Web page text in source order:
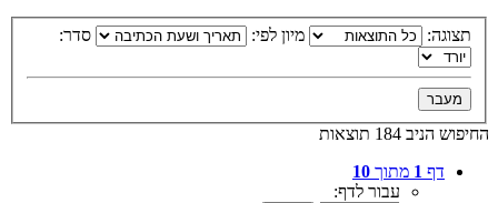
תצוגה: מיון לפי: סדר:
החיפוש הניב 184 תוצאות
דף 1 מתוך 10
עבור לדף: